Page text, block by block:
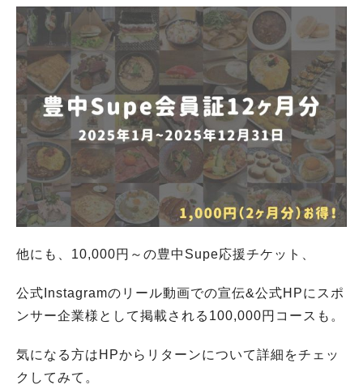
他にも、10,000円～の豊中Supe応援チケット、
公式Instagramのリール動画での宣伝&公式HPにスポ
ンサー企業様として掲載される100,000円コースも。
気になる方はHPからリターンについて詳細をチェッ
クしてみて。